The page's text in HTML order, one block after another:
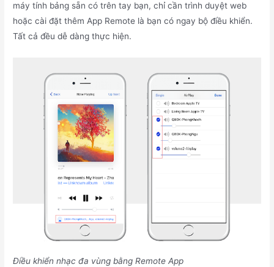
máy tính bảng sẵn có trên tay bạn, chỉ cần trình duyệt web
hoặc cài đặt thêm App Remote là bạn có ngay bộ điều khiển.
Tất cả đều dễ dàng thực hiện.
Điều khiển nhạc đa vùng bằng Remote App